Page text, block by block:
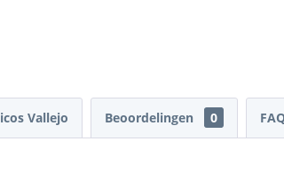
Vallejo Beoordelingen 0